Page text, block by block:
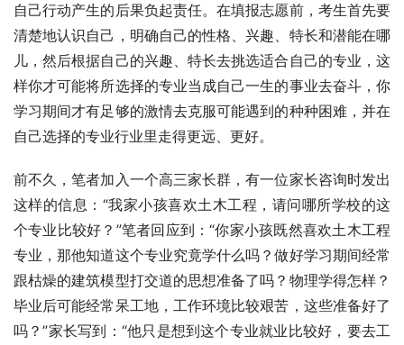
自己行动产生的后果负起责任。在填报志愿前，考生首先要
清楚地认识自己，明确自己的性格、兴趣、特长和潜能在哪
儿，然后根据自己的兴趣、特长去挑选适合自己的专业，这
样你才可能将所选择的专业当成自己一生的事业去奋斗，你
学习期间才有足够的激情去克服可能遇到的种种困难，并在
自己选择的专业行业里走得更远、更好。
前不久，笔者加入一个高三家长群，有一位家长咨询时发出
这样的信息：“我家小孩喜欢土木工程，请问哪所学校的这
个专业比较好？”笔者回应到：“你家小孩既然喜欢土木工程
专业，那他知道这个专业究竟学什么吗？做好学习期间经常
跟枯燥的建筑模型打交道的思想准备了吗？物理学得怎样？
毕业后可能经常呆工地，工作环境比较艰苦，这些准备好了
吗？”家长写到：“他只是想到这个专业就业比较好，要去工